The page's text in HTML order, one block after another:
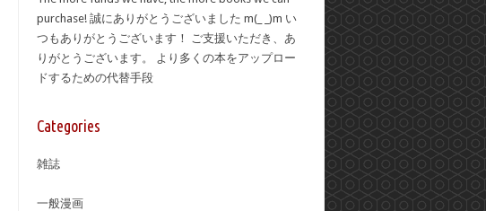
purchase! 誠にありがとうございました m(_ _)m い
つもありがとうございます！ ご支援いただき、あ
りがとうございます。 より多くの本をアップロー
ドするための代替手段
Categories
雑誌
一般漫画